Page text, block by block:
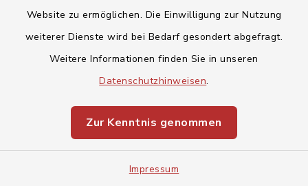
Website zu ermöglichen. Die Einwilligung zur Nutzung
weiterer Dienste wird bei Bedarf gesondert abgefragt.
Weitere Informationen finden Sie in unseren
Datenschutzhinweisen.
Zur Kenntnis genommen
Impressum
Kunreuth
pfarramt@kunreuth-
evangelisch.de
evangelisch.de